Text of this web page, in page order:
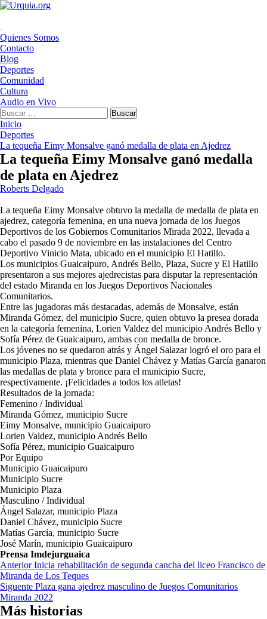
Saltar
Menú
principal
Quienes Somos
Contacto
Blog
Deportes
Comunidad
Cultura
Audio en Vivo
Buscar:
Inicio
Deportes
La tequeña Eimy Monsalve ganó medalla de plata en Ajedrez
La tequeña Eimy Monsalve ganó medalla
de plata en Ajedrez
Roberts Delgado
La tequeña Eimy Monsalve obtuvo la medalla de medalla de plata en
ajedrez, categoría femenina, en una nueva jornada de los Juegos
Deportivos de los Gobiernos Comunitarios Mirada 2022, llevada a
cabo el pasado 9 de noviembre en las instalaciones del Centro
Deportivo Vinicio Mata, ubicado en el municipio El Hatillo.
Los municipios Guaicaipuro, Andrés Bello, Plaza, Sucre y El Hatillo
presentaron a sus mejores ajedrecistas para disputar la representación
del estado Miranda en los Juegos Deportivos Nacionales
Comunitarios.
Entre las jugadoras más destacadas, además de Monsalve, están
Miranda Gómez, del municipio Sucre, quien obtuvo la presea dorada
en la categoría femenina, Lorien Valdez del municipio Andrés Bello y
Sofía Pérez de Guaicaipuro, ambas con medalla de bronce.
Los jóvenes no se quedaron atrás y Ángel Salazar logró el oro para el
municipio Plaza, mientras que Daniel Chávez y Matías García ganaron
las medallas de plata y bronce para el municipio Sucre,
respectivamente. ¡Felicidades a todos los atletas!
Resultados de la jornada:
Femenino / Individual
Miranda Gómez, municipio Sucre
Eimy Monsalve, municipio Guaicaipuro
Lorien Valdez, municipio Andrés Bello
Sofía Pérez, municipio Guaicaipuro
Por Equipo
Municipio Guaicaipuro
Municipio Sucre
Municipio Plaza
Masculino / Individual
Ángel Salazar, municipio Plaza
Daniel Chávez, municipio Sucre
Matías García, municipio Sucre
José Marín, municipio Guaicaipuro
Prensa Imdejurguaica
Navegación
de
entradas
AnteriorInicia rehabilitación de segunda cancha del liceo Francisco de
Miranda de Los Teques
Siguente Plaza gana ajedrez masculino de Juegos Comunitarios
Miranda 2022
Más historias